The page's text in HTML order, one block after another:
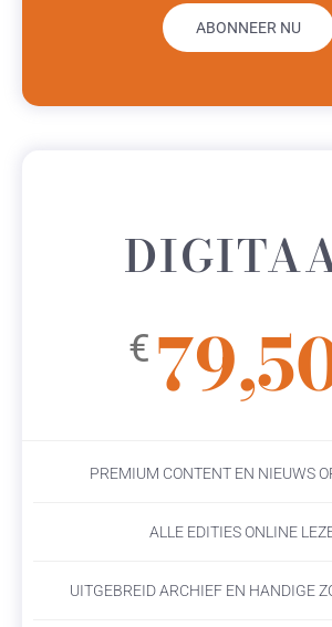
ABONNEER NU
€
PREMIUM CONTENT EN NIEUWS
ALLE EDITIES ONLINE
UITGEBREID ARCHIEF EN HANDIGE